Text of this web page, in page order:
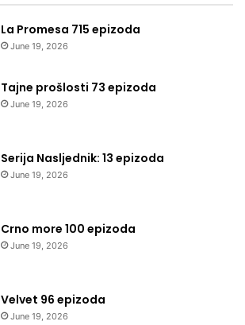
La Promesa 715 epizoda
June 19, 2026
Tajne prošlosti 73 epizoda
June 19, 2026
Serija Nasljednik: 13 epizoda
June 19, 2026
Crno more 100 epizoda
June 19, 2026
Velvet 96 epizoda
June 19, 2026